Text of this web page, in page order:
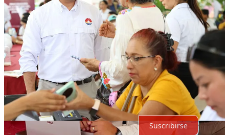
Lo mejor de Último Debates
Sin posts
Por supuesto, sigue adelante.
Suscribirse